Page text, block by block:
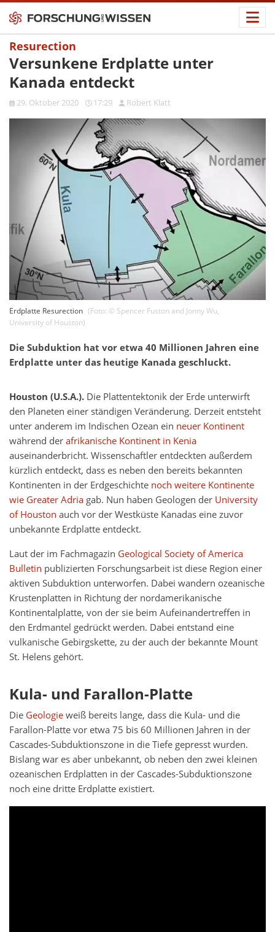
Resurection
Versunkene Erdplatte unter
Kanada entdeckt
29. Oktober 2020 17:29 Robert Klatt
Erdplatte Resurection (Foto: © Spencer Fuston and Jonny Wu,
University of Houston)
Die Subduktion hat vor etwa 40 Millionen Jahren eine
Erdplatte unter das heutige Kanada geschluckt.
Houston (U.S.A.). Die Plattentektonik der Erde unterwirft
den Planeten einer ständigen Veränderung. Derzeit entsteht
unter anderem im Indischen Ozean ein neuer Kontinent
während derafrikanische Kontinent in Kenia
auseinanderbricht. Wissenschaftler entdeckten außerdem
kürzlich entdeckt, dass es neben den bereits bekannten
Kontinenten in der Erdgeschichte noch weitere Kontinente
wie Greater Adriagab. Nun haben Geologen der University
of Houston auch vor der Westküste Kanadas eine zuvor
unbekannte Erdplatte entdeckt.
Laut der im Fachmagazin Geological Society of America
Bulletin publizierten Forschungsarbeit ist diese Region einer
aktiven Subduktion unterworfen. Dabei wandern ozeanische
Krustenplatten in Richtung der nordamerikanische
Kontinentalplatte, von der sie beim Aufeinandertreffen in
den Erdmantel gedrückt werden. Dabei entstand eine
vulkanische Gebirgskette, zu der auch der bekannte Mount
St. Helens gehört.
Kula- und Farallon-Platte
Die Geologieweiß bereits lange, dass die Kula- und die
Farallon-Platte vor etwa 75 bis 60 Millionen Jahren in der
Cascades-Subduktionszone in die Tiefe gepresst wurden.
Bislang war es aber unbekannt, ob neben den zwei kleinen
ozeanischen Erdplatten in der Cascades-Subduktionszone
noch eine dritte Erdplatte existiert.